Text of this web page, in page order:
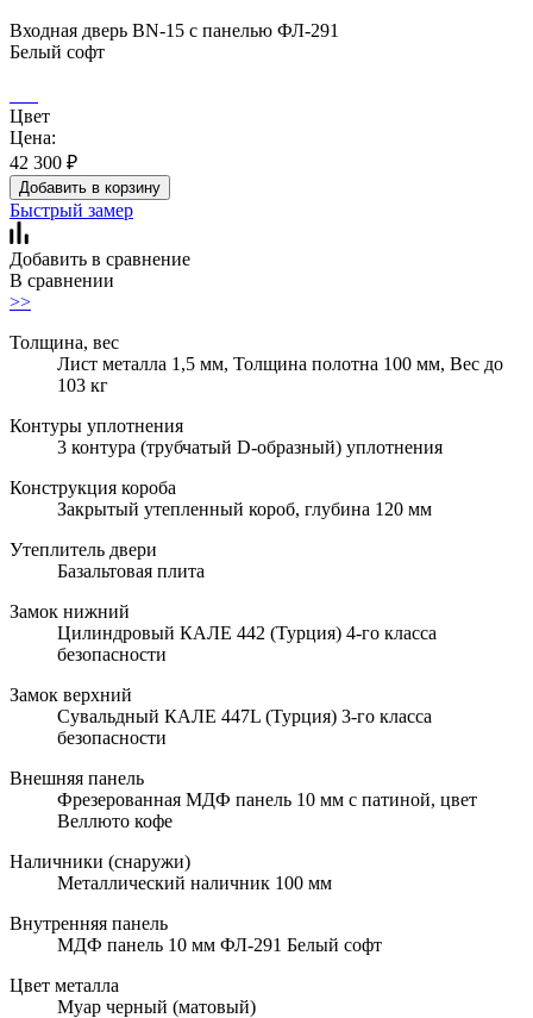
Входная дверь BN-15 с панелью ФЛ-291
Белый софт
Цвет
Цена:
42 300 ₽
Добавить в корзину
Быстрый замер
Добавить в сравнение
В сравнении
>>
Толщина, вес
Лист металла 1,5 мм, Толщина полотна 100 мм, Вес до
103 кг
Контуры уплотнения
3 контура (трубчатый D-образный) уплотнения
Конструкция короба
Закрытый утепленный короб, глубина 120 мм
Утеплитель двери
Базальтовая плита
Замок нижний
Цилиндровый КАЛЕ 442 (Турция) 4-го класса
безопасности
Замок верхний
Сувальдный КАЛЕ 447L (Турция) 3-го класса
безопасности
Внешняя панель
Фрезерованная МДФ панель 10 мм с патиной, цвет
Веллюто кофе
Наличники (снаружи)
Металлический наличник 100 мм
Внутренняя панель
МДФ панель 10 мм ФЛ-291 Белый софт
Цвет металла
Муар черный (матовый)